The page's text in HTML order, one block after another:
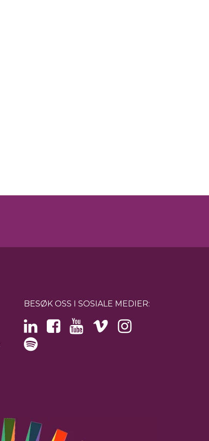
BESØK OSS I SOSIALE MEDIER: